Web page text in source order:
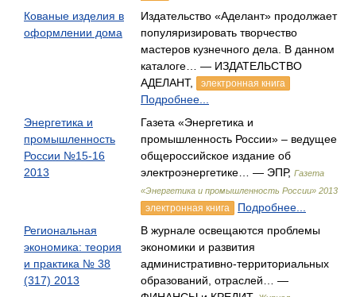
Кованые изделия в
оформлении дома
Издательство «Аделант» продолжает
популяризировать творчество
мастеров кузнечного дела. В данном
каталоге… — ИЗДАТЕЛЬСТВО
АДЕЛАНТ,
электронная книга
Подробнее...
Энергетика и
промышленность
России №15-16
2013
Газета «Энергетика и
промышленность России» – ведущее
общероссийское издание об
электроэнергетике… — ЭПР, Газета
«Энергетика и промышленность России» 2013
электронная книга
Подробнее...
Региональная
экономика: теория
и практика № 38
(317) 2013
В журнале освещаются проблемы
экономики и развития
административно-территориальных
образований, отраслей… —